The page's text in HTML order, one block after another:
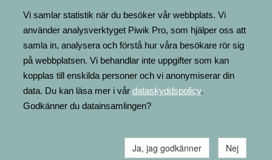
FÖRENINGSRESURSEN
MINNESRUNOR.FI
UPPSLAGSVERKET FINLAND
LÄGENHETER
FAKTURERING
Vi samlar statistik när du besöker vår webbplats. Vi
använder analysverktyget Piwik Pro, som hjälper oss att
samla in, analysera och förstå hur våra besökare rör sig
på webbplatsen. Vi behandlar inte uppgifter som kan
kopplas till enskilda personer och vi anonymiserar din
data. Du kan läsa mer i vår dataskyddspolicy.
Godkänner du datainsamlingen?
Ja, jag godkänner Nej